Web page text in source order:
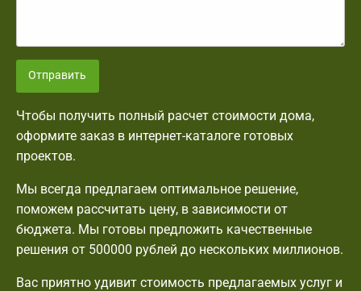
Отправить
Чтобы получить полный расчет стоимости дома,
оформите заказ в интернет-каталоге готовых
проектов.
Мы всегда предлагаем оптимальное решение,
поможем рассчитать цену, в зависимости от
бюджета. Мы готовы предложить качественные
решения от 500000 рублей до нескольких миллионов.
Вас приятно удивит стоимость предлагаемых услуг и